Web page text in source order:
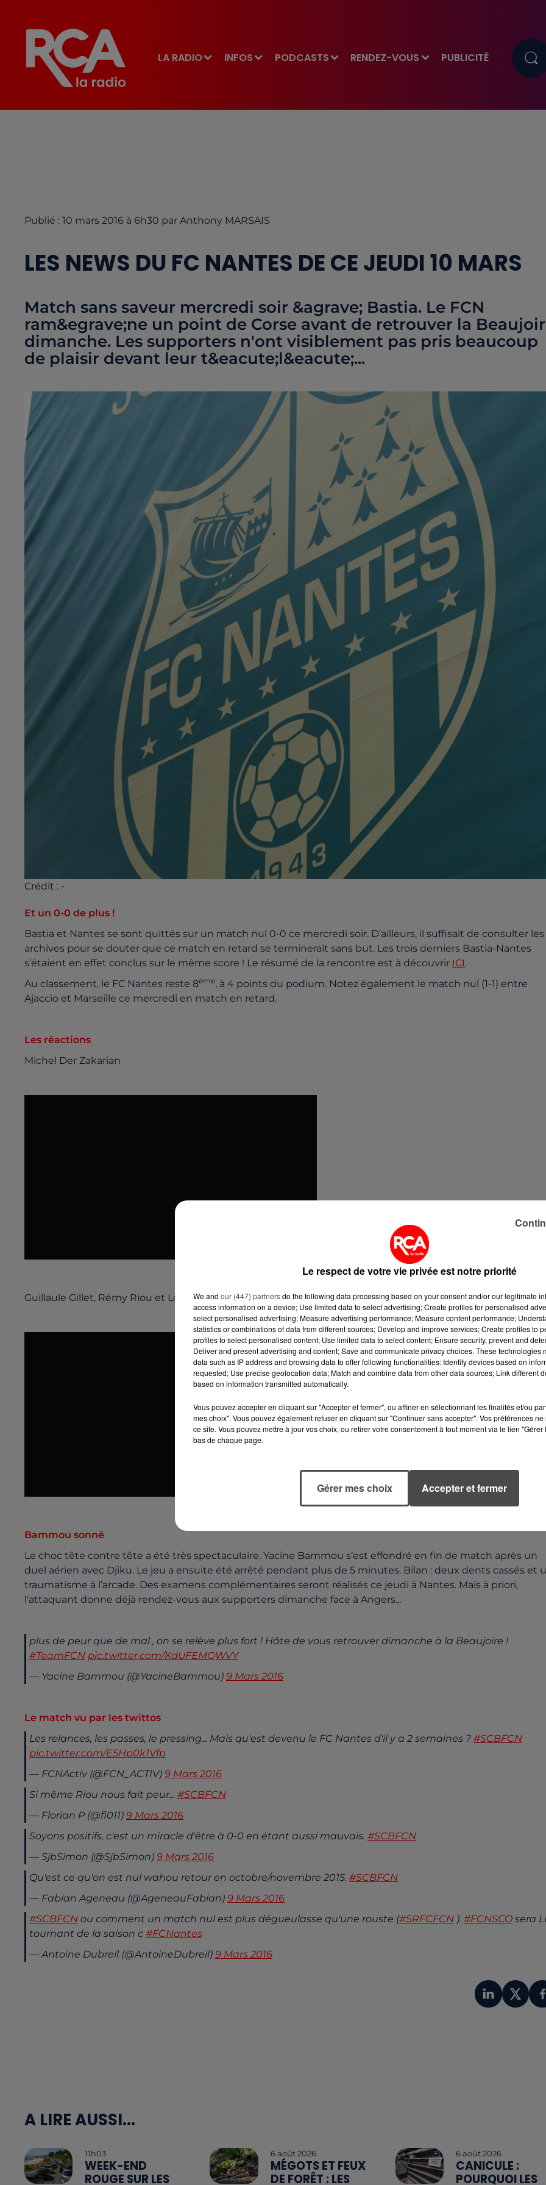
LA RADIO INFOS PODCASTS RENDEZ-VOUS PUBLICITÉ
Publié : 10 mars 2016 à 6h30 par Anthony MARSAIS
LES NEWS DU FC NANTES DE CE JEUDI 10 MARS
Match sans saveur mercredi soir &agrave; Bastia. Le FCN
ram&egrave;ne un point de Corse avant de retrouver la
dimanche. Les supporters n'ont visiblement pas pris beaucoup
de plaisir devant leur t&eacute;l&eacute;...
Crédit : -
Et un 0-0 de plus !
Bastia et Nantes se sont quittés sur un match nul 0-0 ce mercredi soir. D’ailleurs, il suffisait de consulter les
archives pour se douter que ce match en retard se terminerait sans but. Les trois derniers Bastia-Nantes
s’étaient en effet conclus sur le même score ! Le résumé de la rencontre est à découvrir ICI.
Au classement, le FC Nantes reste 8ème, à 4 points du podium. Notez également le match nul (1-1) entre
Ajaccio et Marseille ce mercredi en match en retard.
Les réactions
Michel Der Zakarian
Guillaule Gillet, Rémy Riou et Lorik Cana
Bammou sonné
Le choc tête contre tête a été très spectaculaire. Yacine Bammou s’est effondré en fin de match après un
duel aérien avec Djiku. Le jeu a ensuite été arrêté pendant plus de 5 minutes. Bilan : deux dents cassés et
traumatisme à l’arcade. Des examens complémentaires seront réalisés ce jeudi à Nantes. Mais à priori,
l'attaquant donne déjà rendez-vous aux supporters dimanche face à Angers...
plus de peur que de mal , on se relève plus fort ! Hâte de vous retrouver dimanche à la Beaujoire !
#TeamFCN pic.twitter.com/KdUFEMQWVY
— Yacine Bammou (@YacineBammou) 9 Mars 2016
Le match vu par les twittos
Les relances, les passes, le pressing... Mais qu'est devenu le FC Nantes d'il y a 2 semaines ? #SCBFCN
pic.twitter.com/E5Hp0k1Vfp
— FCNActiv (@FCN_ACTIV) 9 Mars 2016
Si même Riou nous fait peur... #SCBFCN
— Florian P (@fl011) 9 Mars 2016
Soyons positifs, c'est un miracle d'être à 0-0 en étant aussi mauvais. #SCBFCN
— SjbSimon (@SjbSimon) 9 Mars 2016
Qu'est ce qu'on est nul wahou retour en octobre/novembre 2015. #SCBFCN
— Fabian Ageneau (@AgeneauFabian) 9 Mars 2016
#SCBFCN ou comment un match nul est plus dégueulasse qu'une rouste (#SRFCFCN ). #FCNSCO sera
tournant de la saison c #FCNantes
— Antoine Dubreil (@AntoineDubreil) 9 Mars 2016
A LIRE AUSSI...
11h03
WEEK-END
ROUGE SUR LES
6 août 2026
MÉGOTS ET FEUX
DE FORÊT : LES
6 août 2026
CANICULE :
POURQUOI LES
Le respect de votre vie privée est notre priorité
We and our (447) partnersdo the following data processing based on your consent and/or our legitimate
access information on a device; Use limited data to select advertising; Create profiles for personalised
select personalised advertising; Measure advertising performance; Measure content performance;
statistics or combinations of data from different sources; Develop and improve services; Create profiles to
profiles to select personalised content; Use limited data to select content; Ensure security, prevent and
Deliver and present advertising and content; Save and communicate privacy choices. These technologies
data such as IP address and browsing data to offer following functionalities: Identify devices based on
requested; Use precise geolocation data; Match and combine data from other data sources; Link different
based on information transmitted automatically.
Vous pouvez accepter en cliquant sur "Accepter et fermer", ou affiner en sélectionnant les finalités et/ou
mes choix". Vous pouvez également refuser en cliquant sur "Continuer sans accepter". Vos préférences
ce site. Vous pouvez mettre à jour vos choix, ou retirer votre consentement à tout moment via le lien
bas de chaque page.
Gérer mes choix Accepter et fermer